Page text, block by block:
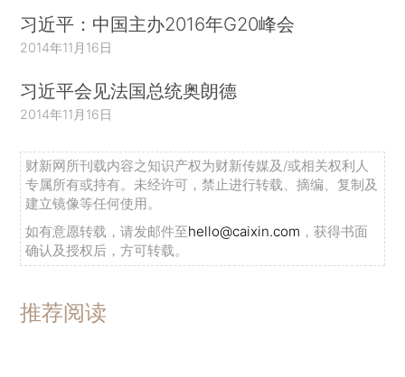
习近平：中国主办2016年G20峰会
2014年11月16日
习近平会见法国总统奥朗德
2014年11月16日
财新网所刊载内容之知识产权为财新传媒及/或相关权利人
专属所有或持有。未经许可，禁止进行转载、摘编、复制及
建立镜像等任何使用。
如有意愿转载，请发邮件至hello@caixin.com ，获得书面
确认及授权后，方可转载。
推荐阅读